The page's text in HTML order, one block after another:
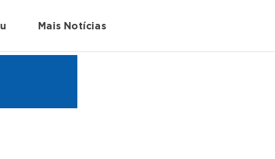
Mais Notícias